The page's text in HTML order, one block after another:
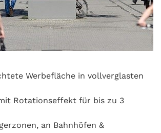
Werbefläche in vollverglasten
Rotationseffekt für bis zu 3
an Bahnhöfen &